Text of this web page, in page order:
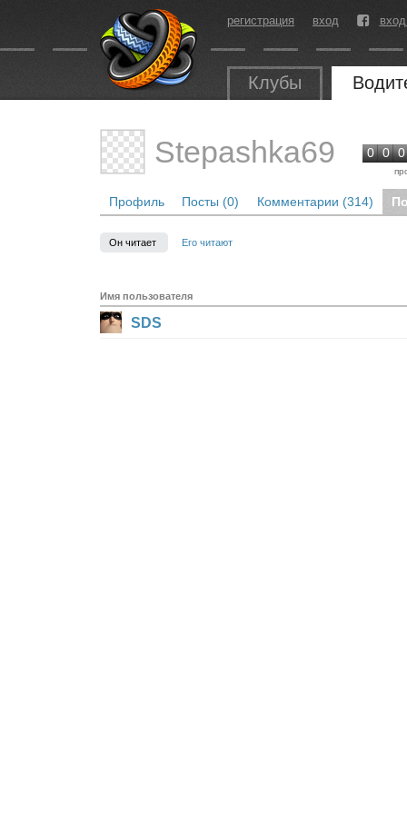
регистрация вход
Клубы
Stepashka69 0 0 0
Профиль Посты (0) Комментарии (314)
Он читает Его читают
Имя пользователя
SDS